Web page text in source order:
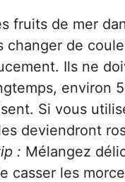
fruits de mer
changer de
Ils ne
environ
Si vous
deviendront
: Mélangez
casser les